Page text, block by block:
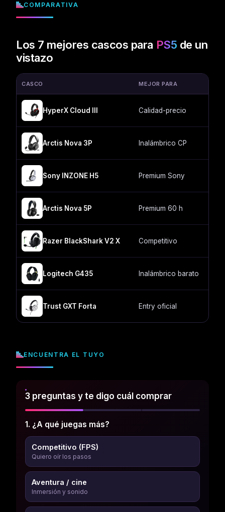
COMPARATIVA
Los 7 mejores cascos para PS5 de un
vistazo
CASCO MEJOR PARA
HyperX Cloud III Calidad-precio
Arctis Nova 3P Inalámbrico CP
Sony INZONE H5 Premium Sony
Arctis Nova 5P Premium 60 h
Razer BlackShark V2 X Competitivo
Logitech G435 Inalámbrico barato
Trust GXT Forta Entry oficial
ENCUENTRA EL TUYO
3 preguntas y te digo cuál comprar
1. ¿A qué juegas más?
Competitivo (FPS)
Quiero oír los pasos
Aventura / cine
Inmersión y sonido